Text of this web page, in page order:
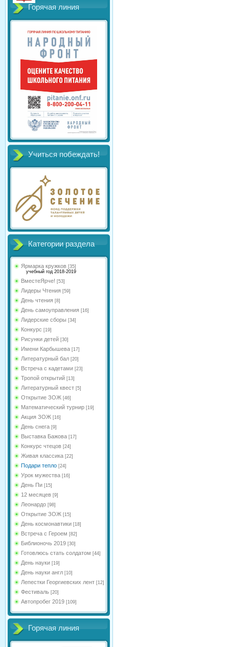
Горячая линия
Учиться побеждать!
Категории раздела
Ярмарка кружков [35]
учебный год 2018-2019
ВместеЯрче! [53]
Лидеры Чтения [59]
День чтения [8]
День самоуправления [16]
Лидерские сборы [34]
Конкурс [19]
Рисунки детей [30]
Имени Карбышева [17]
Литературный бал [20]
Встреча с кадетами [23]
Тропой открытий [13]
Литературный квест [5]
Открытие ЗОЖ [46]
Математический турнир [19]
Акция ЗОЖ [16]
День снега [9]
Выставка Бажова [17]
Конкурс чтецов [24]
Живая классика [22]
Подари тепло [24]
Урок мужества [16]
День Пи [15]
12 месяцев [9]
Леонардо [98]
Открытие ЗОЖ [15]
День космонавтики [18]
Встреча с Героем [82]
Библионочь 2019 [30]
Готовлюсь стать солдатом [44]
День науки [19]
День науки англ [10]
Лепестки Георгиевских лент [12]
Фестиваль [20]
Автопробег 2019 [109]
Горячая линия